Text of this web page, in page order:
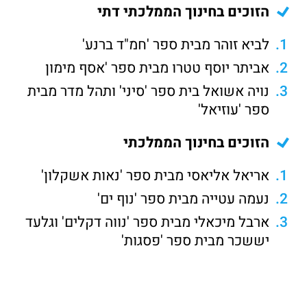
הזוכים בחינוך הממלכתי דתי
לביא זוהר מבית ספר 'חמ"ד ברנע'
אביתר יוסף טטרו מבית ספר 'אסף מימון
נויה אשואל בית ספר 'סיני' ותהל מדר מבית
ספר 'עוזיאל'
הזוכים בחינוך הממלכתי
אריאל אליאסי מבית ספר 'נאות אשקלון'
נעמה עטייה מבית ספר 'נוף ים'
ארבל מיכאלי מבית ספר 'נווה דקלים' וגלעד
יששכר מבית ספר 'פסגות'